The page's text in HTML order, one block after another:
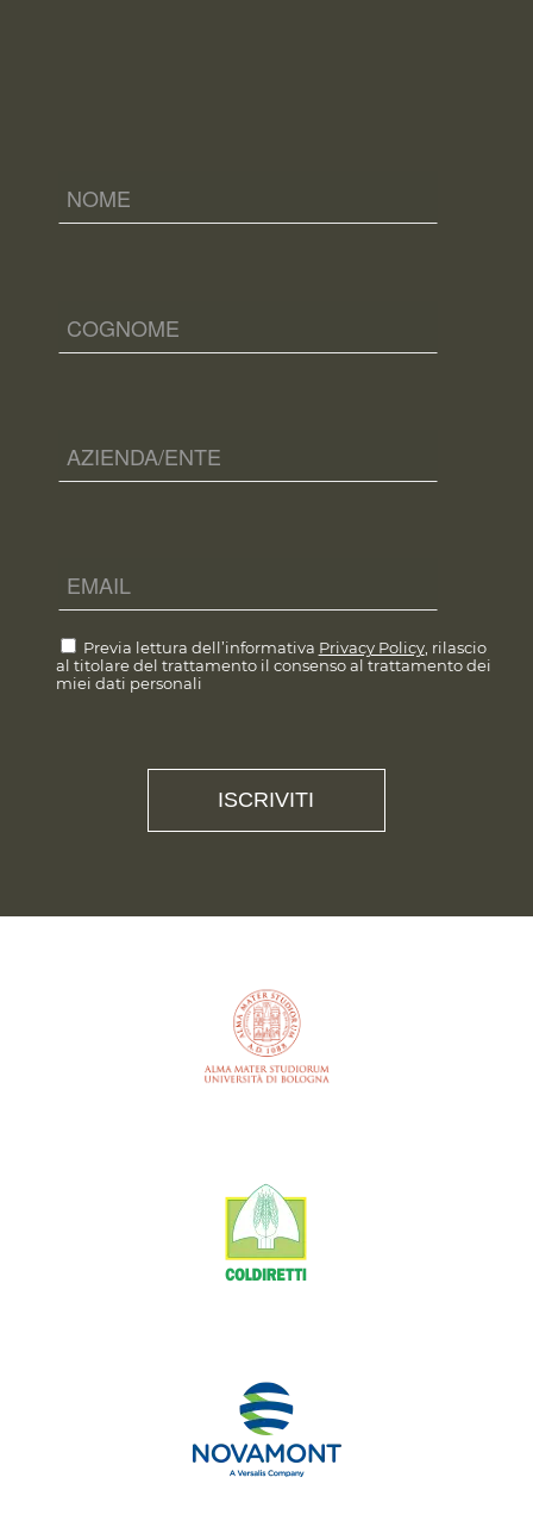
Previa lettura dell’informativa Privacy Policy, rilascio
al titolare del trattamento il consenso al trattamento dei
miei dati personali